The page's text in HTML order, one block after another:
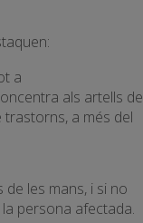
a
als artells de
trastorns, a més del
les mans, i si no
persona afectada.